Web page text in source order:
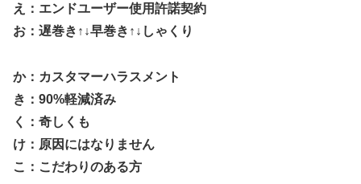
え：エンドユーザー使用許諾契約
お：遅巻き↑↓早巻き↑↓しゃくり
か：カスタマーハラスメント
き：90%軽減済み
く：奇しくも
け：原因にはなりません
こ：こだわりのある方